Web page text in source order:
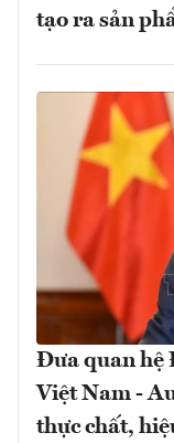
tạo ra sản
Đưa quan hệ
Việt Nam -
thực chất,